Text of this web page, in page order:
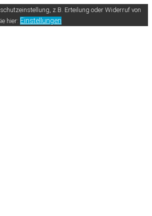
z.B. Erteilung oder Widerruf von
hier: Einstellungen